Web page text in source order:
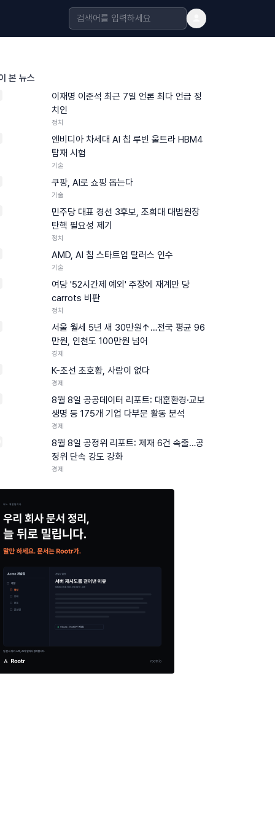
본 뉴스
이재명 이준석 최근 7일 언론 최다 언급 정
치인
정치
엔비디아 차세대 AI 칩 루빈 울트라 HBM4
탑재 시험
기술
쿠팡, AI로 쇼핑 돕는다
기술
민주당 대표 경선 3후보, 조희대 대법원장
탄핵 필요성 제기
정치
AMD, AI 칩 스타트업 탈러스 인수
기술
여당 '52시간제 예외' 주장에 재계만 당
carrots 비판
정치
서울 월세 5년 새 30만원↑…전국 평균 96
만원, 인천도 100만원 넘어
경제
K-조선 초호황, 사람이 없다
경제
8월 8일 공공데이터 리포트: 대훈환경·교보
생명 등 175개 기업 다부문 활동 분석
경제
8월 8일 공정위 리포트: 제재 6건 속출…공
정위 단속 강도 강화
경제